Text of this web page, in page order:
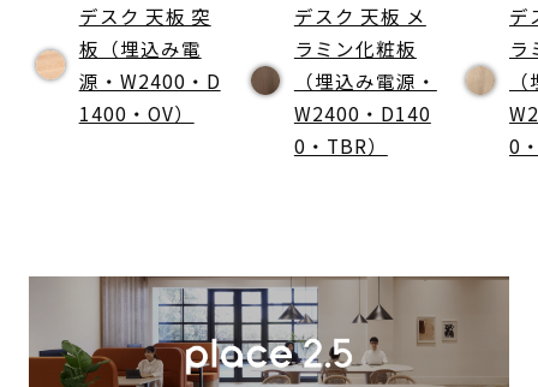
デスク 天板 突
板（埋込み電
源・W2400・D
1400・OV）
デスク 天板 メ
ラミン化粧板
（埋込み電源・
W2400・D140
0・TBR）
デ
ラ
0